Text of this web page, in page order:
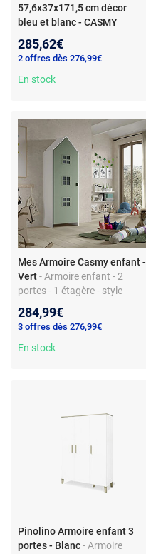
57,6x37x171,5 cm décor
bleu et blanc - CASMY
285,62€
2 offres dès 276,99€
En stock
Mes Armoire Casmy enfant -
Vert- Armoire enfant - 2
portes - 1 étagère - style
particules
284,99€
3 offres dès 276,99€
En stock
Pinolino Armoire enfant 3
portes - Blanc- Armoire